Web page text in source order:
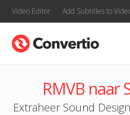
Video Editor Add Subtitles to
RMVB naar
Extraheer Sound